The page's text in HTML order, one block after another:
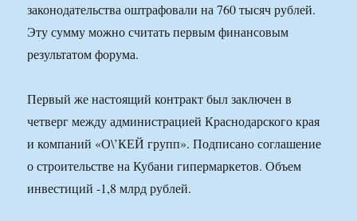
законодательства оштрафовали на 760 тысяч рублей.
Эту сумму можно считать первым финансовым
результатом форума.
Первый же настоящий контракт был заключен в
четверг между администрацией Краснодарского края
и компаний «О\’КЕЙ групп». Подписано соглашение
о строительстве на Кубани гипермаркетов. Объем
инвестиций -1,8 млрд рублей.